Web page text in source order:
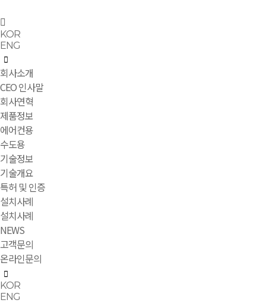
KOR
ENG
회사소개
CEO 인사말
회사연혁
제품정보
에어컨용
수도용
기술정보
기술개요
특허 및 인증
설치사례
설치사례
NEWS
고객문의
온라인문의
KOR
ENG